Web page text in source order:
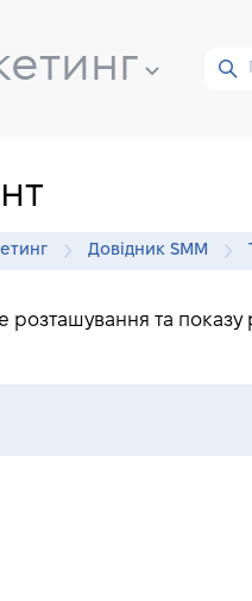
Довідник SMM
розташування та показу